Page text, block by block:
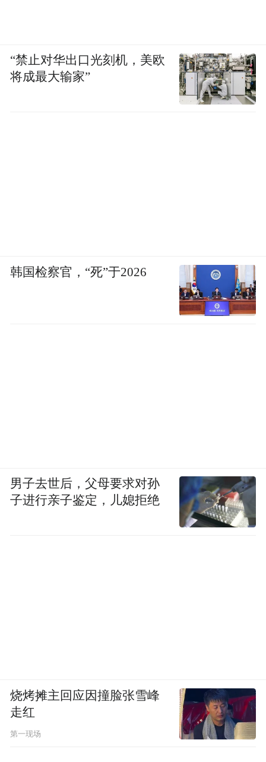
“禁止对华出口光刻机，美欧
将成最大输家”
韩国检察官，“死”于2026
男子去世后，父母要求对孙
子进行亲子鉴定，儿媳拒绝
烧烤摊主回应因撞脸张雪峰
走红
第一现场